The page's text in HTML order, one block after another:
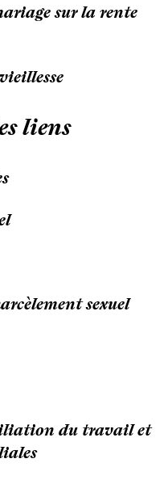
sur la rente
liens
sexuel
du travail et